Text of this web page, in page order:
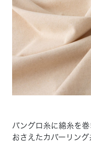
バングロ糸に綿糸を
おさえたカバーリング